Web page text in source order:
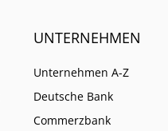
UNTERNEHMEN
Unternehmen A-Z
Deutsche Bank
Commerzbank